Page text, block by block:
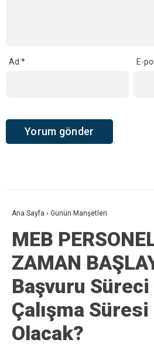
Ad * E-
Ana Sayfa › Günün Manşetleri
MEB
ZAMAN
Başvuru Süreci
Çalışma Süresi
Olacak?